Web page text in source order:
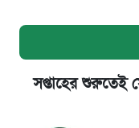
সপ্তাহের শুরুতেই